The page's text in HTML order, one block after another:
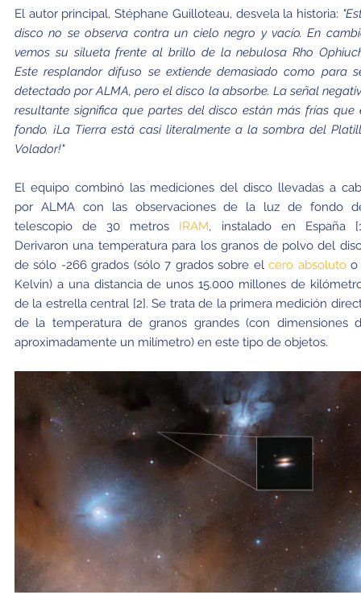
El autor principal, Stéphane Guilloteau, desvela la historia:
disco no se observa contra un cielo negro y vacío. En
vemos su silueta frente al brillo de la nebulosa Rho
Este resplandor difuso se extiende demasiado como para
detectado por ALMA, pero el disco la absorbe. La señal
resultante significa que partes del disco están más frías que
fondo. ¡La Tierra está casi literalmente a la sombra del
Volador!"
El equipo combinó las mediciones del disco llevadas a
por ALMA con las observaciones de la luz de fondo
telescopio de 30 metros IRAM, instalado en España
Derivaron una temperatura para los granos de polvo del
de sólo -266 grados (sólo 7 grados sobre elcero absolutoo
Kelvin) a una distancia de unos 15.000 millones de
de la estrella central [2]. Se trata de la primera medición
de la temperatura de granos grandes (con dimensiones
aproximadamente un milímetro) en este tipo de objetos.